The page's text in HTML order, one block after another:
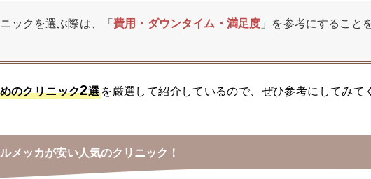
ックを選ぶ際は、 「費用・ダウンタイム・満足度 」を参考にすること
のクリニック2選 を厳選して紹介しているので、ぜひ参考にしてみて
ルメッカが安い人気のクリニック！